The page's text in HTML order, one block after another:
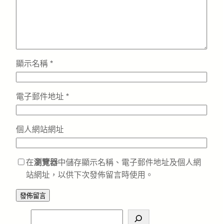
顯示名稱 *
電子郵件地址 *
個人網站網址
在瀏覽器中儲存顯示名稱、電子郵件地址及個人網
站網址，以供下次發佈留言時使用。